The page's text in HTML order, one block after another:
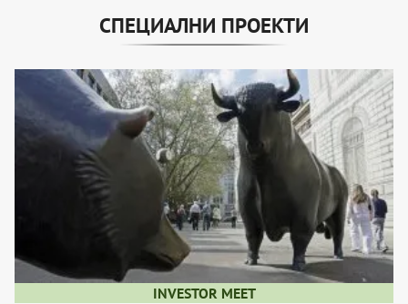
СПЕЦИАЛНИ ПРОЕКТИ
INVESTOR MEET